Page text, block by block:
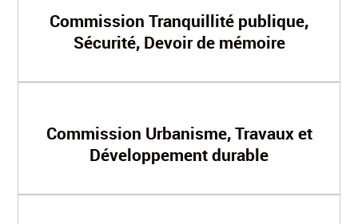
Commission Tranquillité publique,
Sécurité, Devoir de mémoire
Commission Urbanisme, Travaux et
Développement durable